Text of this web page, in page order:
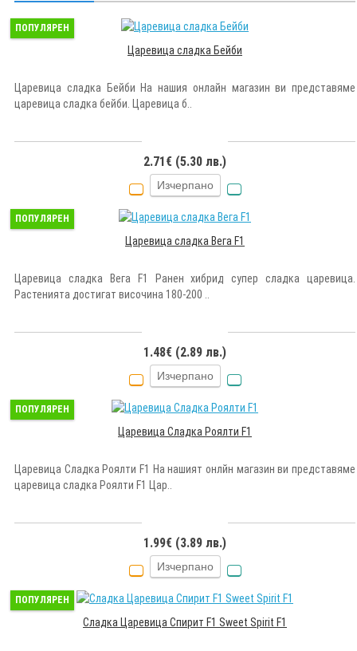
ПОПУЛЯРЕН
Царевица сладка Бейби
Царевица сладка Бейби На нашия онлайн магазин ви представяме
царевица сладка бейби. Царевица б..
2.71€ (5.30 лв.)
Изчерпано
ПОПУЛЯРЕН
Царевица сладка Вега F1
Царевица сладка Вега F1 Ранен хибрид супер сладка царевица.
Растенията достигат височина 180-200 ..
1.48€ (2.89 лв.)
Изчерпано
ПОПУЛЯРЕН
Царевица Сладка Роялти F1
Царевица Сладка Роялти F1 На нашият онлйн магазин ви представяме
царевица сладка Роялти F1 Цар..
1.99€ (3.89 лв.)
Изчерпано
ПОПУЛЯРЕН
Сладка Царевица Спирит F1 Sweet Spirit F1